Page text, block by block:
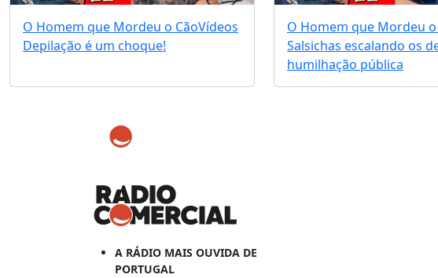
O Homem que Mordeu o CãoVídeos
Depilação é um choque!
O Homem que Mordeu o
Salsichas escalando os
humilhação pública
A RÁDIO MAIS OUVIDA DE
PORTUGAL